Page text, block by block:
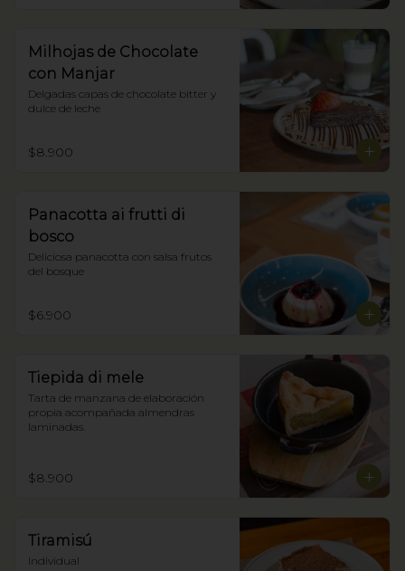
Milhojas de Chocolate
con Manjar
Delgadas capas de chocolate bitter y
dulce de leche
$8.900
Panacotta ai frutti di
bosco
Deliciosa panacotta con salsa frutos
del bosque
$6.900
Tiepida di mele
Tarta de manzana de elaboración
propia acompañada almendras
laminadas.
$8.900
Tiramisú
Individual